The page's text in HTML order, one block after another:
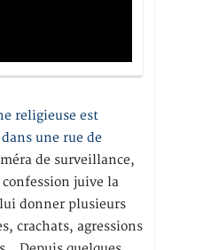
religieuse est
une rue de
de surveillance,
juive la
donner plusieurs
crachats, agressions